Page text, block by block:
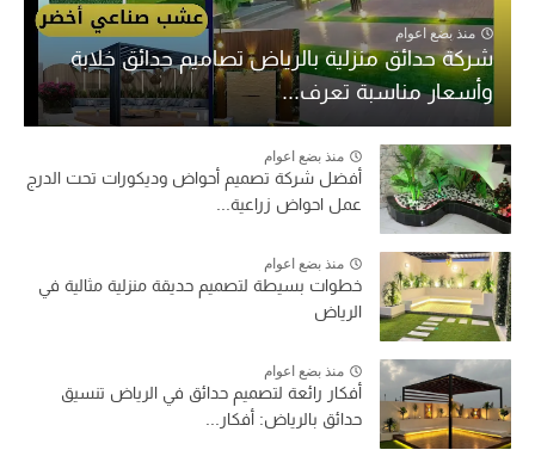
منذ بضع اعوام
شركة حدائق منزلية بالرياض تصاميم حدائق خلابة
وأسعار مناسبة تعرف...
منذ بضع اعوام
أفضل شركة تصميم أحواض وديكورات تحت الدرج
عمل احواض زراعية...
منذ بضع اعوام
خطوات بسيطة لتصميم حديقة منزلية مثالية في
الرياض
منذ بضع اعوام
أفكار رائعة لتصميم حدائق في الرياض تنسيق
حدائق بالرياض: أفكار...